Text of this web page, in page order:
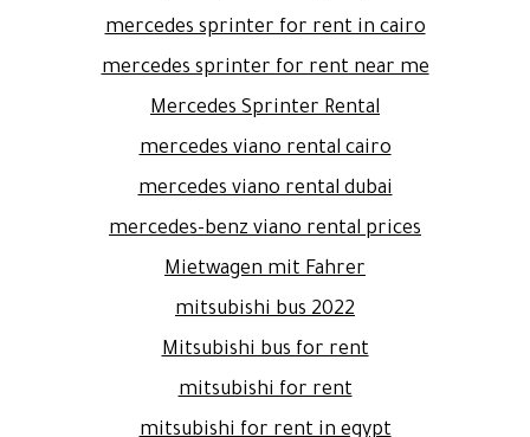
mercedes sprinter for rent in cairo
mercedes sprinter for rent near me
Mercedes Sprinter Rental
mercedes viano rental cairo
mercedes viano rental dubai
mercedes-benz viano rental prices
Mietwagen mit Fahrer
mitsubishi bus 2022
Mitsubishi bus for rent
mitsubishi for rent
mitsubishi for rent in egypt